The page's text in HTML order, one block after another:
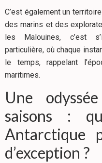
C’est également un
des marins et des
les Malouines, c’est
particulière, où chaque
le temps, rappelant
maritimes.
Une
saisons :
Antarctique
d’exception ?